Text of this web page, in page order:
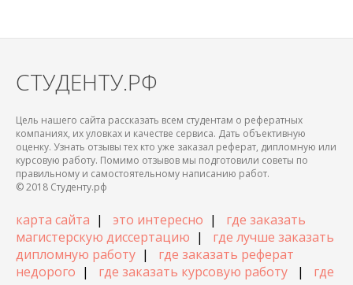
СТУДЕНТУ.РФ
Цель нашего сайта рассказать всем студентам о рефератных
компаниях, их уловках и качестве сервиса. Дать объективную
оценку. Узнать отзывы тех кто уже заказал реферат, дипломную или
курсовую работу. Помимо отзывов мы подготовили советы по
правильному и самостоятельному написанию работ.
© 2018 Студенту.рф
карта сайта | это интересно | где заказать
магистерскую диссертацию | где лучше заказать
дипломную работу | где заказать реферат
недорого | где заказать курсовую работу | где